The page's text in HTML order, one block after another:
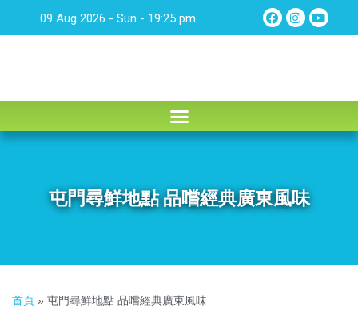
09 Aug 2026 - Sun - 19:25 pm
屯門尋鮮地點 品嚐經典廣東風味
首頁 » 屯門尋鮮地點 品嚐經典廣東風味